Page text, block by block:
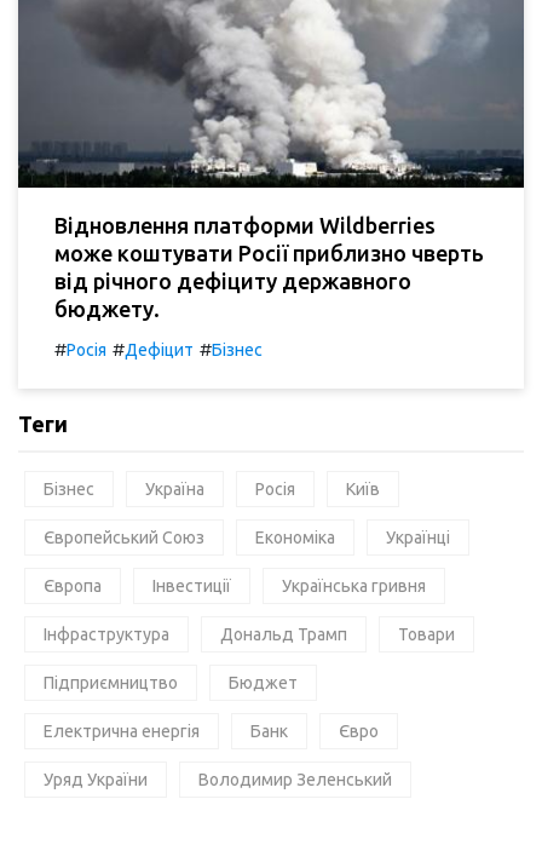
Відновлення платформи Wildberries
може коштувати Росії приблизно чверть
від річного дефіциту державного
бюджету.
#Росія #Дефіцит #Бізнес
Теги
Бізнес Україна Росія Київ
Європейський Союз Економіка Українці
Європа Інвестиції Українська гривня
Інфраструктура Дональд Трамп Товари
Підприємництво Бюджет
Електрична енергія Банк Євро
Уряд України Володимир Зеленський